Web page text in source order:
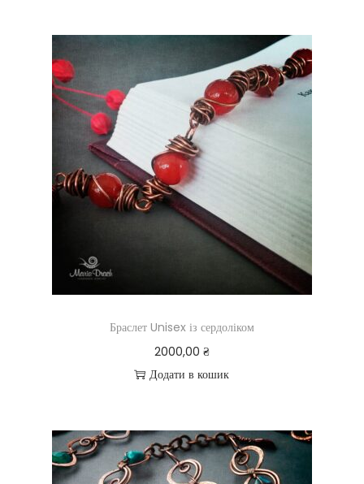
Браслет Unisex із сердоліком
2000,00 ₴
Додати в кошик